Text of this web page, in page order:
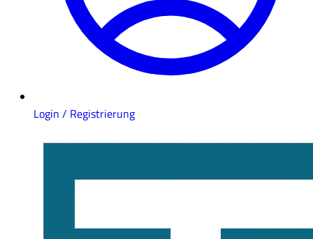
Login / Registrierung